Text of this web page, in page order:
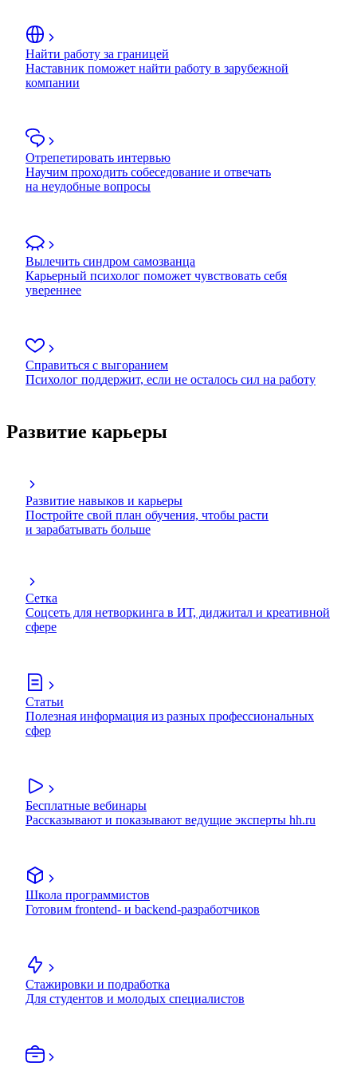
Найти работу за границей
Наставник поможет найти работу в зарубежной
компании
Отрепетировать интервью
Научим проходить собеседование и отвечать
на неудобные вопросы
Вылечить синдром самозванца
Карьерный психолог поможет чувствовать себя
увереннее
Справиться с выгоранием
Психолог поддержит, если не осталось сил на работу
Развитие карьеры
Развитие навыков и карьеры
Постройте свой план обучения, чтобы расти
и зарабатывать больше
Сетка
Соцсеть для нетворкинга в ИТ, диджитал и креативной
сфере
Статьи
Полезная информация из разных профессиональных
сфер
Бесплатные вебинары
Рассказывают и показывают ведущие эксперты hh.ru
Школа программистов
Готовим frontend- и backend-разработчиков
Стажировки и подработка
Для студентов и молодых специалистов